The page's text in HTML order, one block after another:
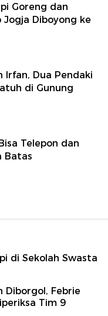
Goreng dan
Jogja Diboyong ke
Irfan, Dua Pendaki
di Gunung
Telepon dan
Batas
di Sekolah Swasta
Diborgol, Febrie
Tim 9